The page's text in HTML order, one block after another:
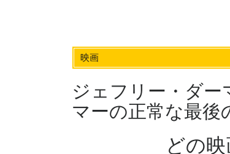
映画
ジェフリー・ダ
マーの正常な最後
どの